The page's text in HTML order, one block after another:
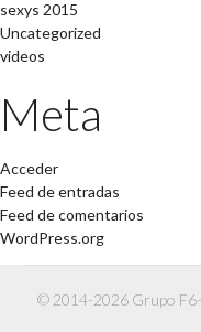
sexys 2015
Uncategorized
videos
Meta
Acceder
Feed de entradas
Feed de comentarios
WordPress.org
© 2014-2026 Grupo F6-